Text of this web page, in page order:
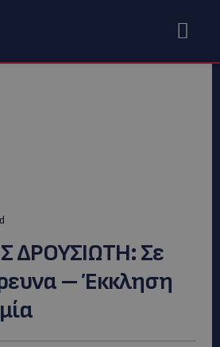
ΔΡΟΥΣΙΩΤΗ: Σε
– Έκκληση